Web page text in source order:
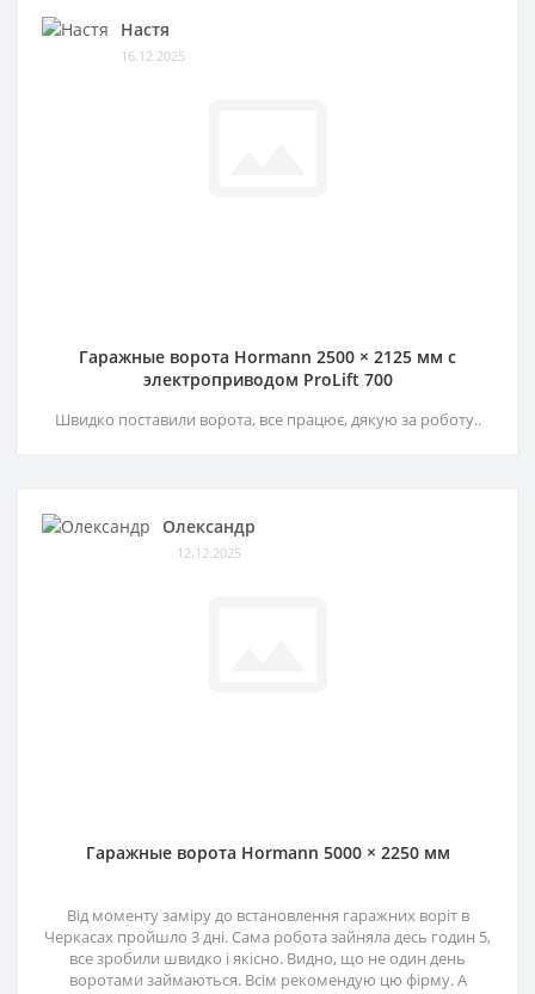
Настя
16.12.2025
Гаражные ворота Hormann 2500 × 2125 мм c
электроприводом ProLift 700
Швидко поставили ворота, все працює, дякую за роботу..
Олександр
12.12.2025
Гаражные ворота Hormann 5000 × 2250 мм
Від моменту заміру до встановлення гаражних воріт в
Черкасах пройшло 3 дні. Сама робота зайняла десь годин 5,
все зробили швидко і якісно. Видно, що не один день
воротами займаються. Всім рекомендую цю фірму. А